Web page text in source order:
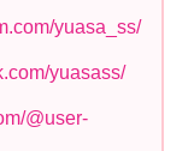
yuasa_ss/
yuasass/
@user-